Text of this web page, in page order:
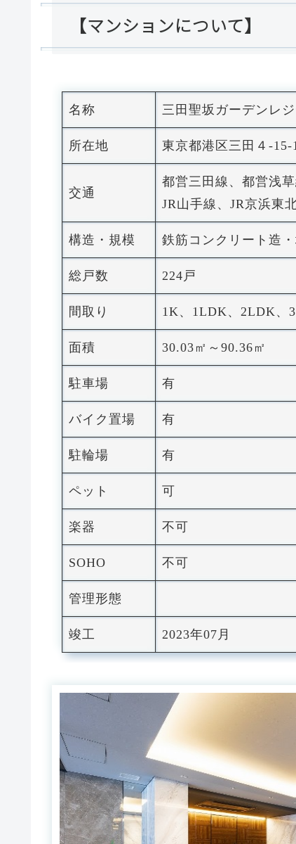
【マンションについて】
名称 三田聖坂ガーデンレ
所在地 東京都港区三田４-15-1
交通
都営三田線、都営浅
JR山手線、JR京浜東
構造・規模 鉄筋コンクリート造
総戸数 224戸
間取り 1K、1LDK、2LDK、
面積 30.03㎡～90.36㎡
駐車場 有
バイク置場 有
駐輪場 有
ペット 可
楽器 不可
SOHO 不可
管理形態
竣工 2023年07月